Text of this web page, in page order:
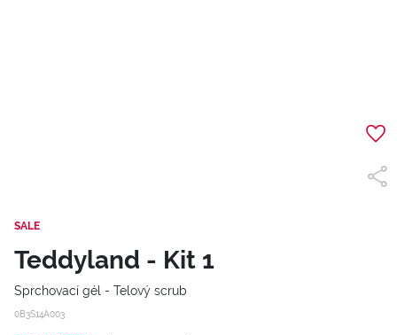
SALE
Teddyland - Kit 1
Sprchovací gél - Telový scrub
0B3S14A003